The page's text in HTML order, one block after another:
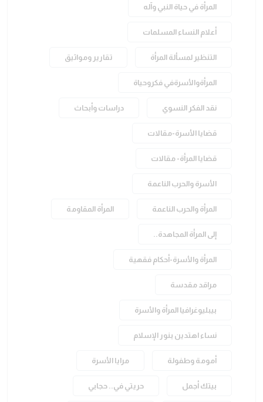
المرأة في حياة النبي وآله
أعلام النساء المسلمات
التنظير لمسألة المرأة تقارير ومواثيق
المرأةوالأسرةفي فكروحياة
نقد الفكر النسوي دراسات وأبحاث
قضايا الأسرة-مقالات
قضايا المرأة- مقالات
الأسرة والحرب الناعمة
المرأة والحرب الناعمة المرأة المقاومة
إلى المرأة المجاهدة..
المرأة والأسرة-أحكام فقهية
مراقد مقدسة
بيبليوغرافيا المرأة والأسرة
نساء اهتدين بنور الإسلام
أمومة وطفولة مرايا الأسرة
بيتك أجمل حريتي في.. حجابي